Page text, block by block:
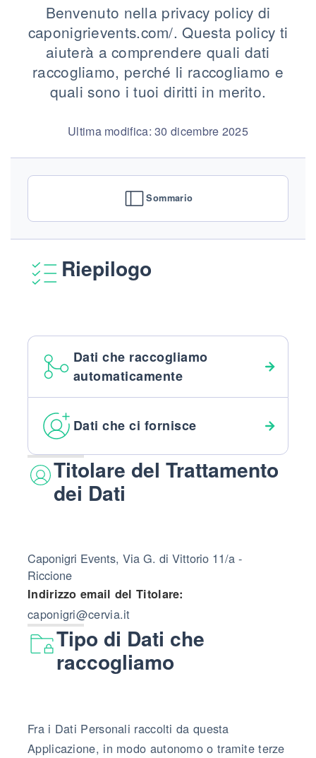
Benvenuto nella privacy policy di
caponigrievents.com/. Questa policy ti
aiuterà a comprendere quali dati
raccogliamo, perché li raccogliamo e
quali sono i tuoi diritti in merito.
Ultima modifica: 30 dicembre 2025
Sommario
Riepilogo
Dati che raccogliamo
automaticamente
Dati che ci fornisce
Titolare del Trattamento
dei Dati
Caponigri Events, Via G. di Vittorio 11/a -
Riccione
Indirizzo email del Titolare:
caponigri@cervia.it
Tipo di Dati che
raccogliamo
Fra i Dati Personali raccolti da questa
Applicazione, in modo autonomo o tramite terze